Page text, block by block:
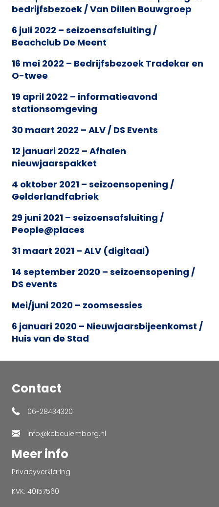
bedrijfsbezoek / Van Dillen Bouwgroep
6 juli 2022 – seizoensafsluiting /
Beachclub De Meent
16 mei 2022 – Bedrijfsbezoek Tradekar en
O-twee
19 april 2022 – informatieavond
stationsomgeving
30 maart 2022 – ALV / DS Events
12 januari 2022 – Afhalen
nieuwjaarspakket
4 oktober 2021 – seizoensopening /
Gelderlandfabriek
29 juni 2021 – seizoensafsluiting /
People@places
31 maart 2021 – ALV (digitaal)
14 september 2020 – seizoensopening /
DS events
Mei/juni 2020 – zoomsessies
6 januari 2020 – Nieuwjaarsbijeenkomst /
Huis van de Stad
Contact
06-28434320
info@kcbculemborg.nl
Meer info
Privacyverklaring
KVK: 40157560